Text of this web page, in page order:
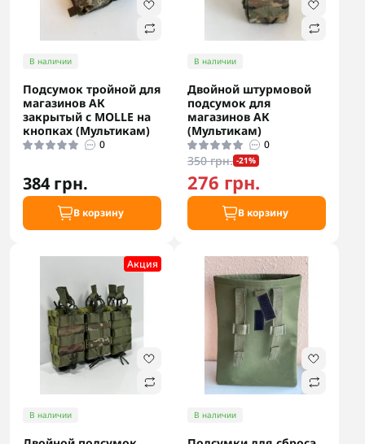
В наличии
Подсумок тройной для
магазинов АК
закрытый с MOLLE на
кнопках (Мультикам)
0
384 грн.
В корзину
В наличии
Двойной штурмовой
подсумок для
магазинов АК
(Мультикам)
0
350 грн. -21%
276 грн.
В корзину
Акция
В наличии В наличии